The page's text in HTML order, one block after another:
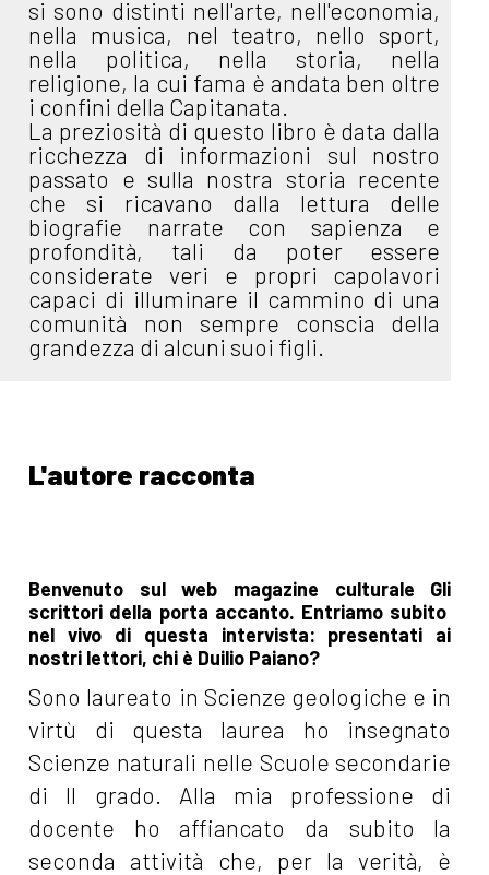
si sono distinti nell'arte, nell'economia,
nella musica, nel teatro, nello sport,
nella politica, nella storia, nella
religione, la cui fama è andata ben oltre
i confini della Capitanata.
La preziosità di questo libro è data dalla
ricchezza di informazioni sul nostro
passato e sulla nostra storia recente
che si ricavano dalla lettura delle
biografie narrate con sapienza e
profondità, tali da poter essere
considerate veri e propri capolavori
capaci di illuminare il cammino di una
comunità non sempre conscia della
grandezza di alcuni suoi figli.
L'autore racconta
Benvenuto sul web magazine culturale Gli
scrittori della porta accanto. Entriamo subito
nel vivo di questa intervista: presentati ai
nostri lettori, chi è Duilio Paiano?
Sono laureato in Scienze geologiche e in
virtù di questa laurea ho insegnato
Scienze naturali nelle Scuole secondarie
di II grado. Alla mia professione di
docente ho affiancato da subito la
seconda attività che, per la verità, è